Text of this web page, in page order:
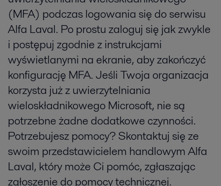
(MFA) podczas logowania się do serwisu
Alfa Laval. Po prostu zaloguj się jak zwykle
i postępuj zgodnie z instrukcjami
wyświetlanymi na ekranie, aby zakończyć
konfigurację MFA. Jeśli Twoja organizacja
korzysta już z uwierzytelniania
wieloskładnikowego Microsoft, nie są
potrzebne żadne dodatkowe czynności.
Potrzebujesz pomocy? Skontaktuj się ze
swoim przedstawicielem handlowym Alfa
Laval, który może Ci pomóc, zgłaszając
zgłoszenie do pomocy technicznej.